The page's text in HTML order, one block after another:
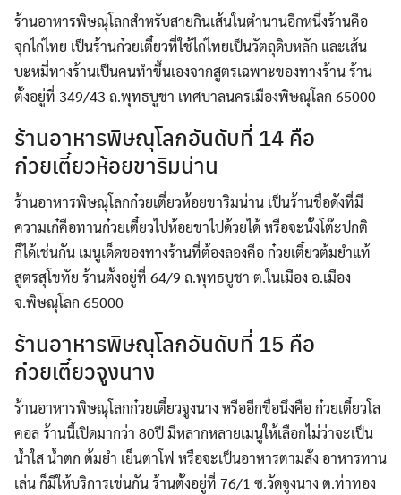
ร้านอาหารพิษณุโลกสำหรับสายกินเส้นในตำนานอีกหนึ่งร้านคือ
จุกไก่ไทย เป็นร้านก๋วยเตี๋ยวที่ใช้ไก่ไทยเป็นวัตถุดิบหลัก และเส้น
บะหมี่ทางร้านเป็นคนทำขึ้นเองจากสูตรเฉพาะของทางร้าน ร้าน
ตั้งอยู่ที่ 349/43 ถ.พุทธบูชา เทศบาลนครเมืองพิษณุโลก 65000
ร้านอาหารพิษณุโลกอันดับที่ 14 คือ
ก๋วยเตี๋ยวห้อยขาริมน่าน
ร้านอาหารพิษณุโลกก๋วยเตี๋ยวห้อยขาริมน่าน เป็นร้านชื่อดังที่มี
ความเก๋คือทานก๋วยเตี๋ยวไปห้อยขาไปด้วยได้ หรือจะนั้งโต๊ะปกติ
ก็ได้เช่นกัน เมนูเด็ดของทางร้านที่ต้องลองคือ ก๋วยเตี๋ยวต้มยำแท้
สูตรสุโขทัย ร้านตั้งอยู่ที่ 64/9 ถ.พุทธบูชา ต.ในเมือง อ.เมือง
จ.พิษณุโลก 65000
ร้านอาหารพิษณุโลกอันดับที่ 15 คือ
ก๋วยเตี๋ยวจูงนาง
ร้านอาหารพิษณุโลกก๋วยเตี๋ยวจูงนาง หรืออีกขื่อนึงคือ ก๋วยเตี๋ยวโล
คอล ร้านนี้เปิดมากว่า 80ปี มีหลากหลายเมนูให้เลือกไม่ว่าจะเป็น
นํ้าใส นํ้าตก ต้มยำ เย็นตาโฟ หรือจะเป็นอาหารตามสั่ง อาหารทาน
เล่น ก็มีให้บริการเข่นกัน ร้านตั้งอยู่ที่ 76/1 ซ.วัดจูงนาง ต.ท่าทอง